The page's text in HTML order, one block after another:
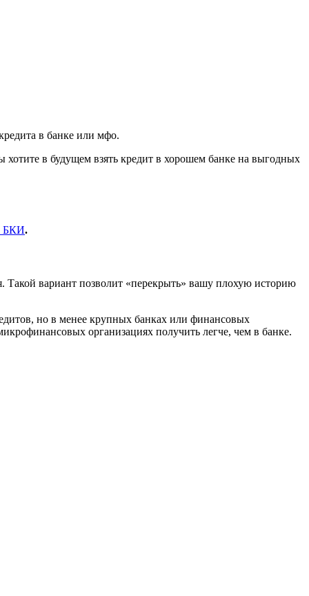
в банке или мфо.
в будущем взять кредит в хорошем банке на выгодных
БКИ.
Такой вариант позволит «перекрыть» вашу плохую историю
но в менее крупных банках или финансовых
организациях получить легче, чем в банке.